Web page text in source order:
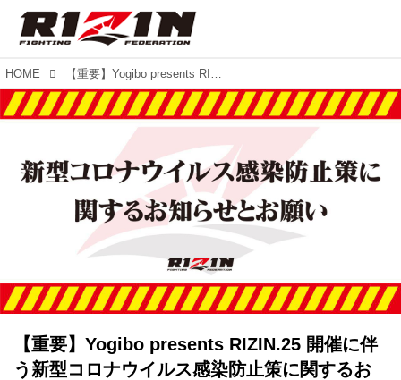
HOME 【重要】Yogibo presents RIZIN.25 開催に伴う新型コロナウイルス感染防止策に関するお知らせとお願い
【重要】Yogibo presents RIZIN.25 開催に伴
う新型コロナウイルス感染防止策に関するお